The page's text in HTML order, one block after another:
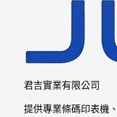
君吉實業有限公司
提供專業條碼印表機